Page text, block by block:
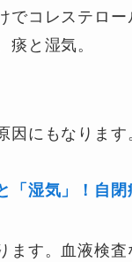
でコレステロ
痰と湿気。
因にもなりま
「湿気」！自
ます。血液検